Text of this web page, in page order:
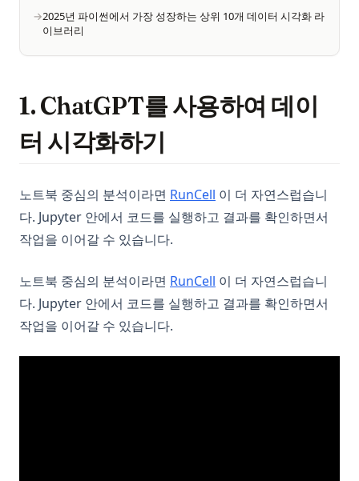
2025년 파이썬에서 가장 성장하는 상위 10개 데이터 시각화 라
이브러리
1. ChatGPT를 사용하여 데이
터 시각화하기
노트북 중심의 분석이라면 RunCell (opens in a new tab)
이 더 자연스럽습니
다. Jupyter 안에서 코드를 실행하고 결과를 확인하면서
작업을 이어갈 수 있습니다.
노트북 중심의 분석이라면 RunCell (opens in a new tab)
이 더 자연스럽습니
다. Jupyter 안에서 코드를 실행하고 결과를 확인하면서
작업을 이어갈 수 있습니다.